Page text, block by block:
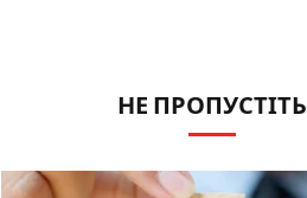
НЕ ПРОПУСТІТЬ